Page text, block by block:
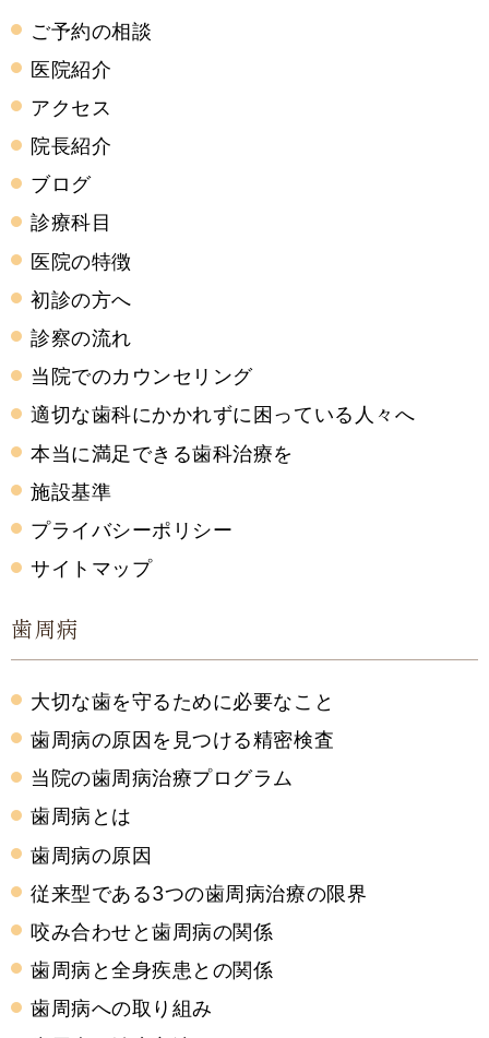
ご予約の相談
医院紹介
アクセス
院長紹介
ブログ
診療科目
医院の特徴
初診の方へ
診察の流れ
当院でのカウンセリング
適切な歯科にかかれずに困っている人々へ
本当に満足できる歯科治療を
施設基準
プライバシーポリシー
サイトマップ
歯周病
大切な歯を守るために必要なこと
歯周病の原因を見つける精密検査
当院の歯周病治療プログラム
歯周病とは
歯周病の原因
従来型である3つの歯周病治療の限界
咬み合わせと歯周病の関係
歯周病と全身疾患との関係
歯周病への取り組み